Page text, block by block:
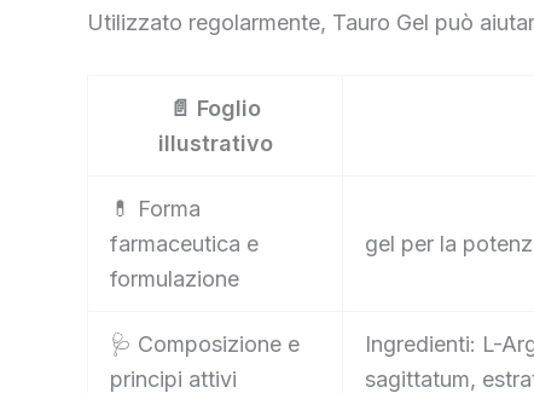
Utilizzato regolarmente, Tauro Gel può
📄 Foglio
illustrativo
💊 Forma
farmaceutica e
formulazione
gel per la
🩺 Composizione e
principi attivi
Ingredienti: L-
sagittatum,